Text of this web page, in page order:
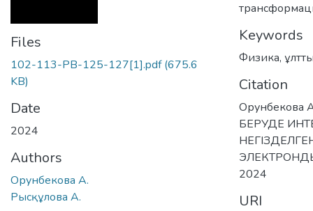
Files
102-113-PB-125-127[1].pdf(675.6
KB)
Date
2024
Authors
Орунбекова А.
Рысқұлова А.
Keywords
Физика,
Citation
Орунбекова
БЕРУДЕ
ЭЛЕКТРОНДЫ
2024
URI